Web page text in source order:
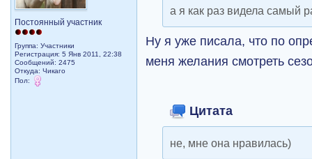
Постоянный участник
Группа: Участники
Регистрация: 5 Янв 2011, 22:38
Сообщений: 2475
Откуда: Чикаго
Пол:
а я как раз видела самый
Ну я уже писала, что по
меня желания смотреть
Цитата
не, мне она нравилась)